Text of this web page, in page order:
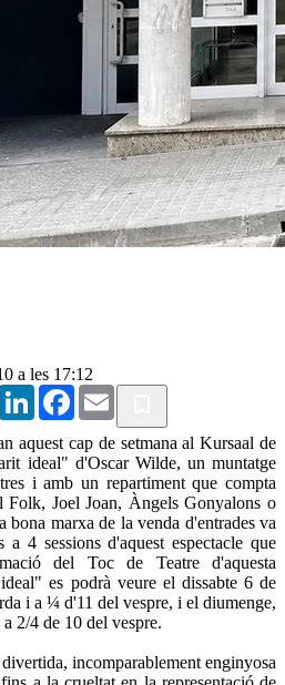
a les 17:12
TelegramLinkedInFacebook
Email
aquest cap de setmana al Kursaal de
ideal" d'Oscar Wilde, un muntatge
i amb un repartiment que compta
Folk, Joel Joan, Àngels Gonyalons o
bona marxa de la venda d'entrades va
4 sessions d'aquest espectacle que
del Toc de Teatre d'aquesta
es podrà veure el dissabte 6 de
i a ¼ d'11 del vespre, i el diumenge,
2/4 de 10 del vespre.
incomparablement enginyosa